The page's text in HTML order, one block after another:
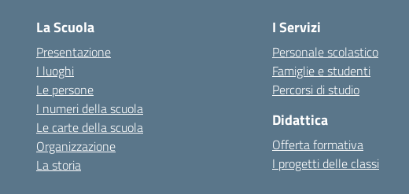
La Scuola
Presentazione
I luoghi
Le persone
I numeri della scuola
Le carte della scuola
Organizzazione
La storia
I Servizi
Personale scolastico
Famiglie e studenti
Percorsi di studio
Didattica
Offerta formativa
I progetti delle classi